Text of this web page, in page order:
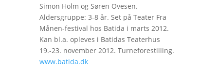
Simon Holm og Søren Ovesen.
Aldersgruppe: 3-8 år. Set på Teater Fra
Månen-festival hos Batida i marts 2012.
Kan bl.a. opleves i Batidas Teaterhus
19.-23. november 2012. Turneforestilling.
www.batida.dk